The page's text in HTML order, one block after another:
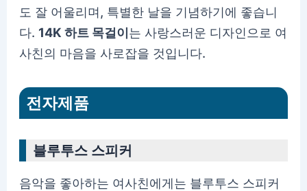
도 잘 어울리며, 특별한 날을 기념하기에 좋습니
다. 14K 하트 목걸이는 사랑스러운 디자인으로 여
사친의 마음을 사로잡을 것입니다.
전자제품
블루투스 스피커
음악을 좋아하는 여사친에게는 블루투스 스피커